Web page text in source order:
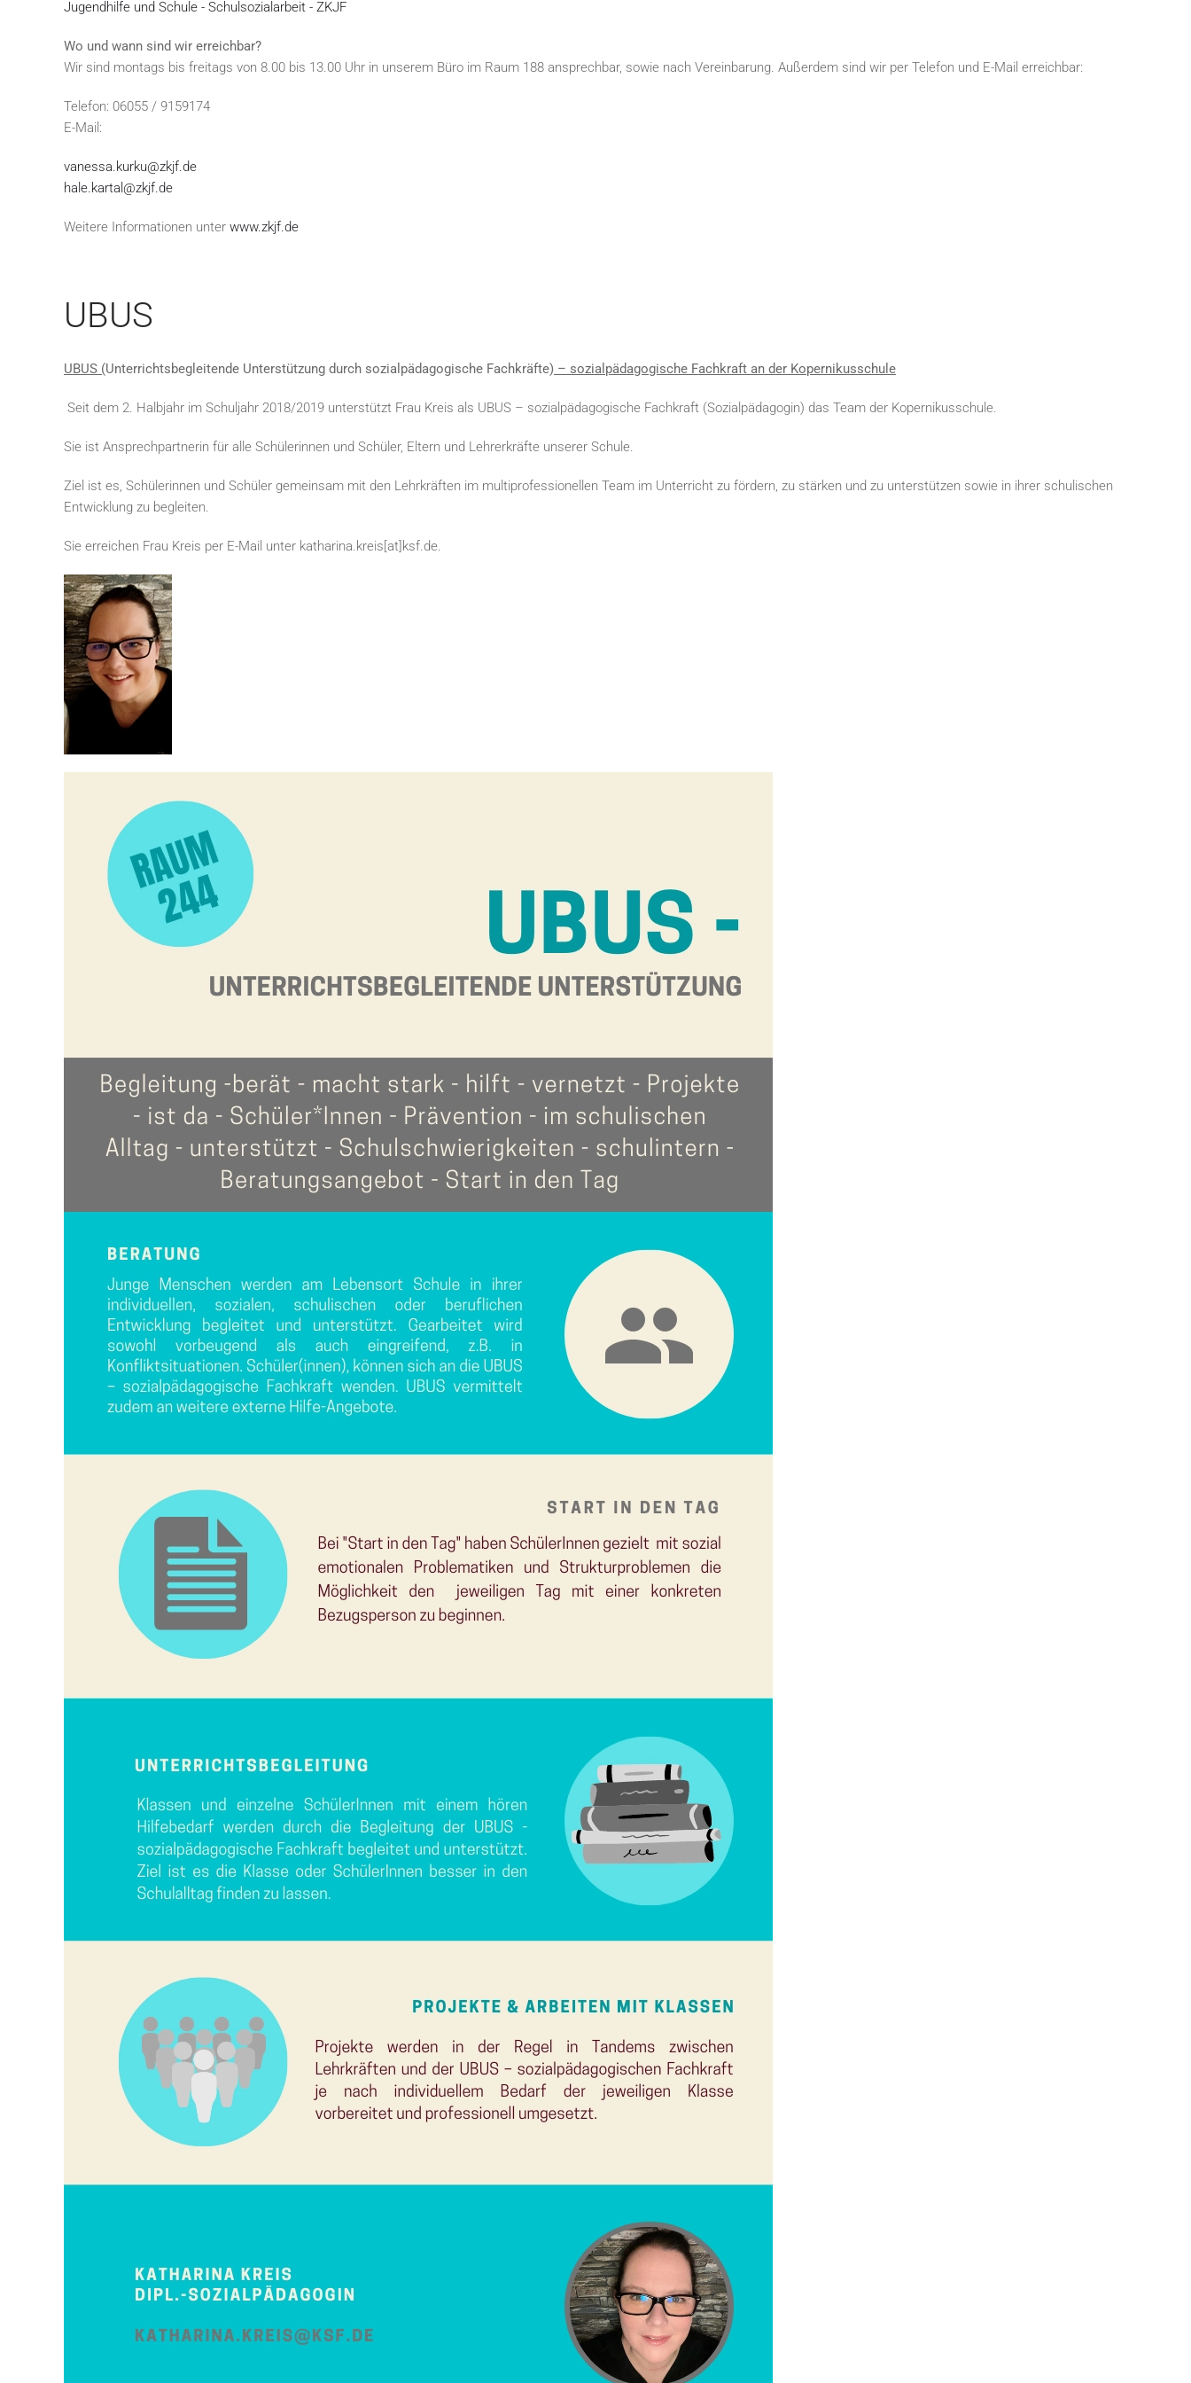
Jugendhilfe und Schule - Schulsozialarbeit - ZKJF
Wo und wann sind wir erreichbar?
Wir sind montags bis freitags von 8.00 bis 13.00 Uhr in unserem Büro im Raum 188 ansprechbar, sowie nach Vereinbarung. Außerdem sind wir per Telefon und E-Mail erreichbar:
Telefon: 06055 / 9159174
E-Mail:
vanessa.kurku@zkjf.de
hale.kartal@zkjf.de
Weitere Informationen unter www.zkjf.de
UBUS
UBUS (Unterrichtsbegleitende Unterstützung durch sozialpädagogische Fachkräfte) – sozialpädagogische Fachkraft an der Kopernikusschule
Seit dem 2. Halbjahr im Schuljahr 2018/2019 unterstützt Frau Kreis als UBUS – sozialpädagogische Fachkraft (Sozialpädagogin) das Team der Kopernikusschule.
Sie ist Ansprechpartnerin für alle Schülerinnen und Schüler, Eltern und Lehrerkräfte unserer Schule.
Ziel ist es, Schülerinnen und Schüler gemeinsam mit den Lehrkräften im multiprofessionellen Team im Unterricht zu fördern, zu stärken und zu unterstützen sowie in ihrer schulischen
Entwicklung zu begleiten.
Sie erreichen Frau Kreis per E-Mail unter katharina.kreis[at]ksf.de.